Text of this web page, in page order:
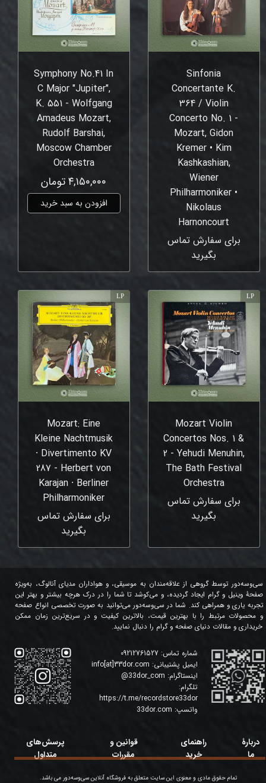
Sinfonia
Concertante K.
364 / Violin
Concerto No. 1 -
Mozart, Gidon
Kremer • Kim
Kashkashian,
Wiener
Philharmoniker •
Nikolaus
Harnoncourt
برای سفارش تماس
بگیرید
Symphony No.41 In
C Major "Jupiter",
K. 551 - Wolfgang
Amadeus Mozart,
Rudolf Barshai,
Moscow Chamber
Orchestra
۴,۱۵۰,۰۰۰ تومان
افزودن به سبد خرید
Mozart Violin
Concertos Nos. 1 &
2 - Yehudi Menuhin,
The Bath Festival
Orchestra
برای سفارش تماس
بگیرید
LP
Mozart: Eine
Kleine Nachtmusik
⸱ Divertimento KV
287 - Herbert von
Karajan ⸱ Berliner
Philharmoniker
برای سفارش تماس
بگیرید
LP
شماره تماس:
ایمیل پشتیبانی: info[at]33dor.com
اینستاگرام: 33dor_com
@
تلگرام:
https://t.me/recordstore33dor
واتسپ: 33dor.com
سی‌وسه‌دور توسط گروهی از علاقه‌مندان به موسیقی، و هواداران مدیای آنالوگ، به‌ویژه
صفحۀ وینیل و گرام ایجاد گردیده، و می‌کوشد تا شما را در درک هرچه بیشتر و بهتر این
تجربه یاری و همراهی کند. شما در سی‌وسه‌دور می‌توانید به صورت تخصصی انواع صفحه
و محصولات مرتبط را با بهترین قیمت، بالاترین کیفیت و در سریع‌ترین زمان ممکن
خریداری و مقالات دنیای صفحه و گرام را دنبال نمایید.
تمام حقوق مادی و معنوی این سایت متعلق به فروشگاه آنلاین سی‌وسه‌دور می باشد.
دربارۀ
ما
قوانین و
مقررات
پرسش‌های
متداول
راهنمای
خرید